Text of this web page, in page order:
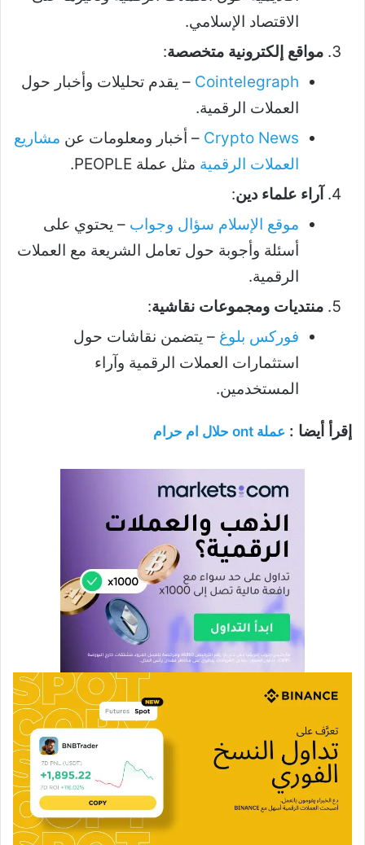
الاقتصاد الإسلامي.
مواقع إلكترونية متخصصة:
Cointelegraph – يقدم تحليلات وأخبار حول
العملات الرقمية.
Crypto News – أخبار ومعلومات عن مشاريع
العملات الرقمية مثل عملة PEOPLE.
آراء علماء دين:
موقع الإسلام سؤال وجواب – يحتوي على
أسئلة وأجوبة حول تعامل الشريعة مع العملات
الرقمية.
منتديات ومجموعات نقاشية:
فوركس بلوغ – يتضمن نقاشات حول
استثمارات العملات الرقمية وآراء
المستخدمين.
إقرأ أيضا : عملة ont حلال ام حرام